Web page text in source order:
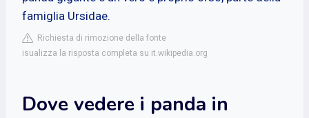
famiglia Ursidae.
Richiesta di rimozione della fonte
isualizza la risposta completa su it.wikipedia.org
Dove vedere i panda in